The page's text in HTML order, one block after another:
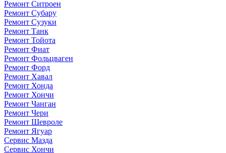
Ремонт Ситроен
Ремонт Субару
Ремонт Сузуки
Ремонт Танк
Ремонт Тойота
Ремонт Фиат
Ремонт Фольцваген
Ремонт Форд
Ремонт Хавал
Ремонт Хонда
Ремонт Хончи
Ремонт Чанган
Ремонт Чери
Ремонт Шевроле
Ремонт Ягуар
Сервис Мазда
Сервис Хончи